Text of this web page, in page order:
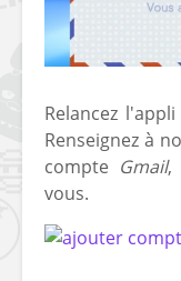
Relancez
Renseignez à
compte Gmail,
vous.